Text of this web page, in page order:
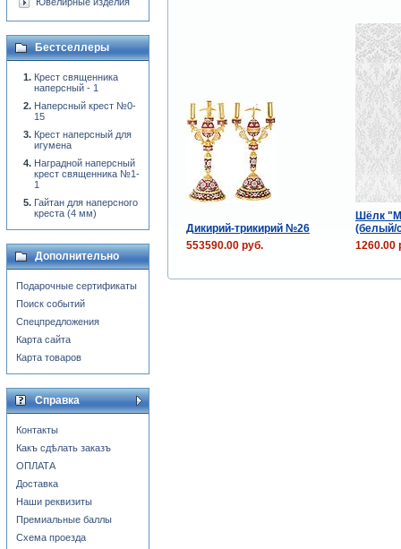
Дикирий-трикирий №26
Шёлк
(белый/
553590.00 руб.
1260.00
Бестселлеры
Крест священника
наперсный - 1
Наперсный крест №0-
15
Крест наперсный для
игумена
Наградной наперсный
крест священника №1-
1
Гайтан для наперсного
креста (4 мм)
Дополнительно
Подарочные сертификаты
Поиск событий
Спецпредложения
Карта сайта
Карта товаров
Справка
Контакты
Какъ сдѣлать заказъ
ОПЛАТА
Доставка
Наши реквизиты
Премиальные баллы
Схема проезда